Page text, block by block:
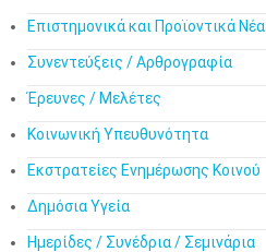
Επιστημονικά και Προϊοντικά Νέα
Συνεντεύξεις / Αρθρογραφία
Έρευνες / Μελέτες
Κοινωνική Υπευθυνότητα
Εκστρατείες Ενημέρωσης Κοινού
Δημόσια Υγεία
Ημερίδες / Συνέδρια / Σεμινάρια